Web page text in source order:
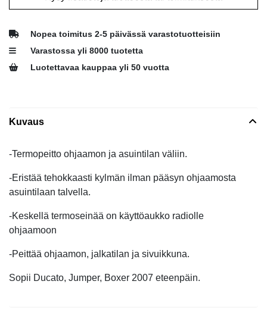
Nopea toimitus 2-5 päivässä varastotuotteisiin
Varastossa yli 8000 tuotetta
Luotettavaa kauppaa yli 50 vuotta
Kuvaus
-Termopeitto ohjaamon ja asuintilan väliin.
-Eristää tehokkaasti kylmän ilman pääsyn ohjaamosta
asuintilaan talvella.
-Keskellä termoseinää on käyttöaukko radiolle
ohjaamoon
-Peittää ohjaamon, jalkatilan ja sivuikkuna.
Sopii Ducato, Jumper, Boxer 2007 eteenpäin.